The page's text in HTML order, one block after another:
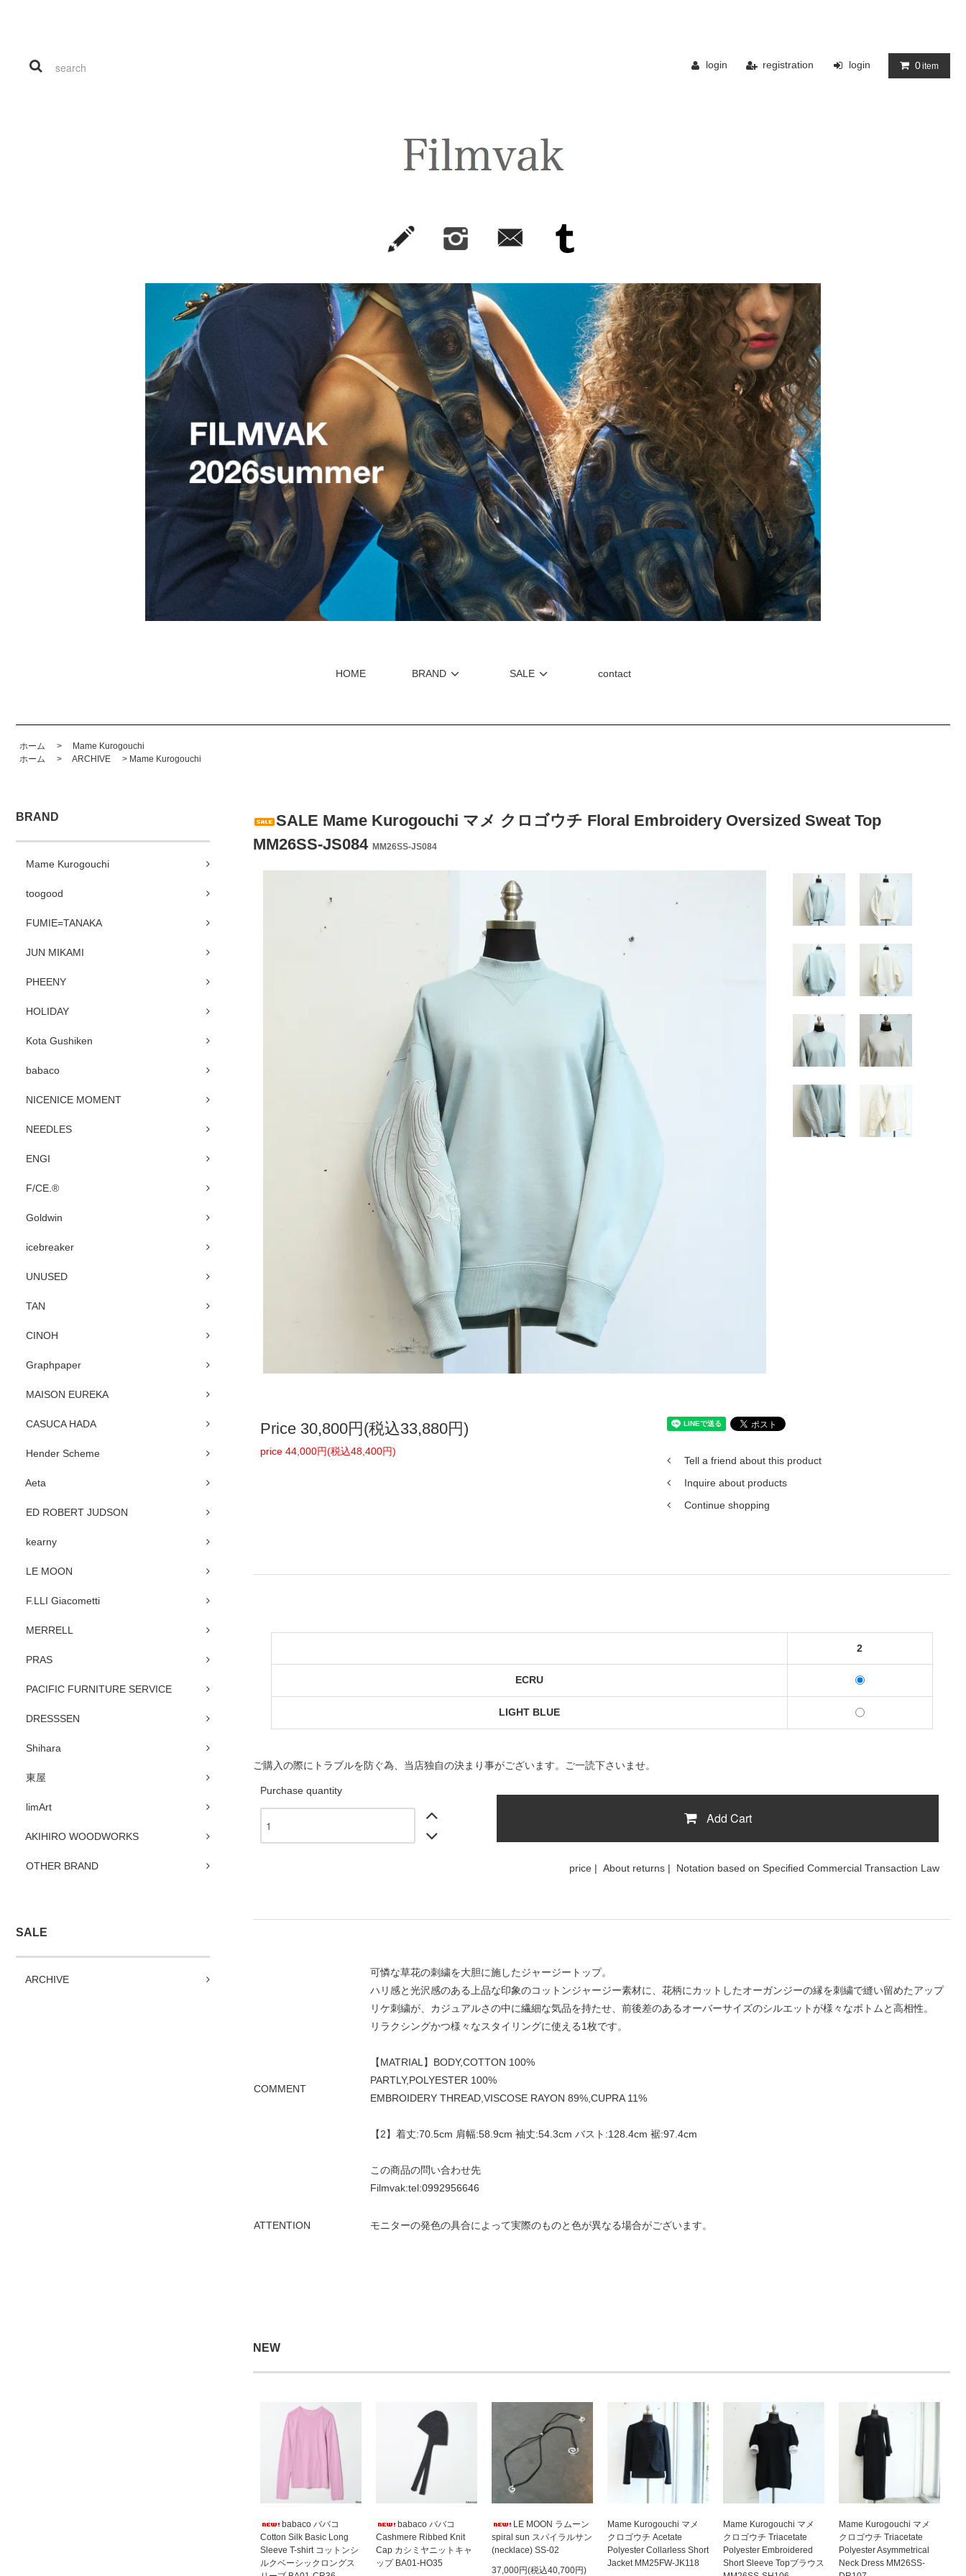
login registration login 0item
HOME BRAND SALE contact
ホーム >
Mame Kurogouchi
ホーム
> ARCHIVE > Mame Kurogouchi
BRAND
Mame Kurogouchi
toogood
FUMIE=TANAKA
JUN MIKAMI
PHEENY
HOLIDAY
Kota Gushiken
babaco
NICENICE MOMENT
NEEDLES
ENGI
F/CE.®
Goldwin
icebreaker
UNUSED
TAN
CINOH
Graphpaper
MAISON EUREKA
CASUCA HADA
Hender Scheme
Aeta
ED ROBERT JUDSON
kearny
LE MOON
F.LLI Giacometti
MERRELL
PRAS
PACIFIC FURNITURE SERVICE
DRESSSEN
Shihara
東屋
limArt
AKIHIRO WOODWORKS
OTHER BRAND
SALE
ARCHIVE
SALE Mame Kurogouchi マメ クロゴウチ Floral Embroidery Oversized Sweat Top
MM26SS-JS084 MM26SS-JS084
Price 30,800円(税込33,880円)
price 44,000円(税込48,400円)
Tell a friend about this product
Inquire about products
Continue shopping
2
ECRU
LIGHT BLUE
ご購入の際にトラブルを防ぐ為、当店独自の決まり事がございます。ご一読下さいませ。
Purchase quantity
Add Cart
price | About returns | Notation based on Specified Commercial Transaction Law
COMMENT
可憐な草花の刺繍を大胆に施したジャージートップ。
ハリ感と光沢感のある上品な印象のコットンジャージー素材に、花柄にカットしたオーガンジーの縁を刺繍で縫い留めたアップ
リケ刺繍が、カジュアルさの中に繊細な気品を持たせ、前後差のあるオーバーサイズのシルエットが様々なボトムと高相性。
リラクシングかつ様々なスタイリングに使える1枚です。
【MATRIAL】BODY,COTTON 100%
PARTLY,POLYESTER 100%
EMBROIDERY THREAD,VISCOSE RAYON 89%,CUPRA 11%
【2】着丈:70.5cm 肩幅:58.9cm 袖丈:54.3cm バスト:128.4cm 裾:97.4cm
この商品の問い合わせ先
Filmvak:tel:0992956646
ATTENTION モニターの発色の具合によって実際のものと色が異なる場合がございます。
NEW
babaco ババコ
Cotton Silk Basic Long
Sleeve T-shirt コットンシ
ルクベーシックロングス
babaco ババコ
Cashmere Ribbed Knit
Cap カシミヤニットキャ
ップ BA01-HO35
LE MOON ラムーン
spiral sun スパイラルサン
(necklace) SS-02
37,000円(税込40,700円)
Mame Kurogouchi マメ
クロゴウチ Acetate
Polyester Collarless Short
Jacket MM25FW-JK118
Mame Kurogouchi マメ
クロゴウチ Triacetate
Polyester Embroidered
Short Sleeve Topブラウス
Mame Kurogouchi マメ
クロゴウチ Triacetate
Polyester Asymmetrical
Neck Dress MM26SS-